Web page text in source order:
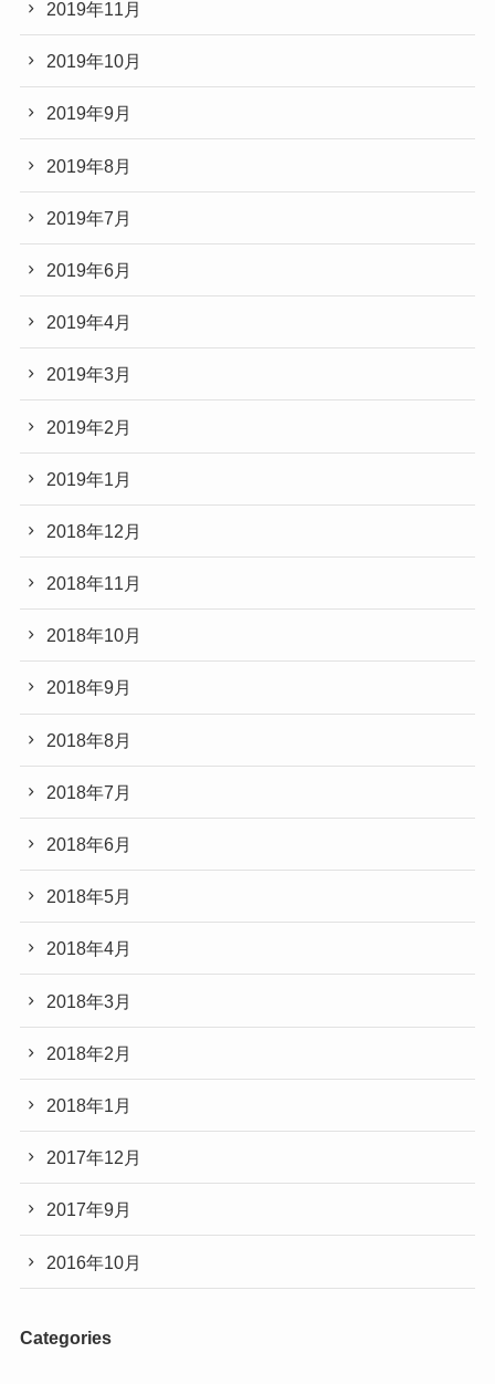
2019年11月
2019年10月
2019年9月
2019年8月
2019年7月
2019年6月
2019年4月
2019年3月
2019年2月
2019年1月
2018年12月
2018年11月
2018年10月
2018年9月
2018年8月
2018年7月
2018年6月
2018年5月
2018年4月
2018年3月
2018年2月
2018年1月
2017年12月
2017年9月
2016年10月
Categories